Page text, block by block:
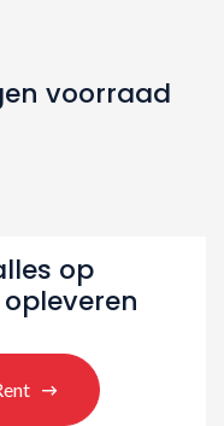
voorraad
op
opleveren